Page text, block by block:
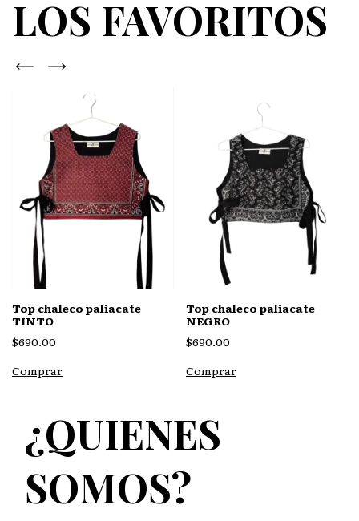
LOS FAVORITOS
Top chaleco paliacate
TINTO
$690.00
Comprar
Top chaleco paliacate
NEGRO
$690.00
Comprar
¿QUIENES
SOMOS?